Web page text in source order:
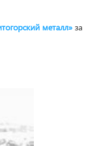
металл» за